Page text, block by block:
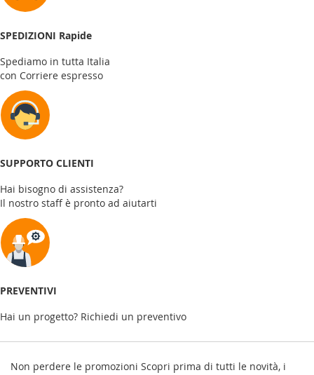
SPEDIZIONI Rapide
Spediamo in tutta Italia
con Corriere espresso
SUPPORTO CLIENTI
Hai bisogno di assistenza?
Il nostro staff è pronto ad aiutarti
PREVENTIVI
Hai un progetto? Richiedi un preventivo
Non perdere le promozioni Scopri prima di tutti le novità, i